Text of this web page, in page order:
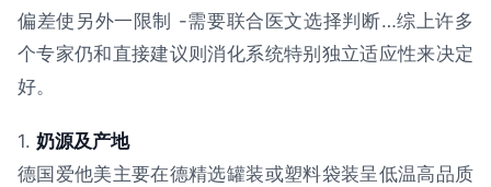
偏差使另外一限制 -需要联合医文选择判断…综上许多
个专家仍和直接建议则消化系统特别独立适应性来决定
好。
1. 奶源及产地
德国爱他美主要在德精选罐装或塑料袋装呈低温高品质